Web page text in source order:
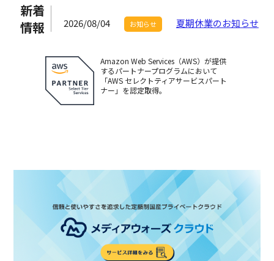
新着
情報
2026/08/04 お知らせ 夏期休業のお知らせ
Amazon Web Services（AWS）が提供
するパートナープログラムにおいて
「AWS セレクトティアサービスパート
ナー」を認定取得。